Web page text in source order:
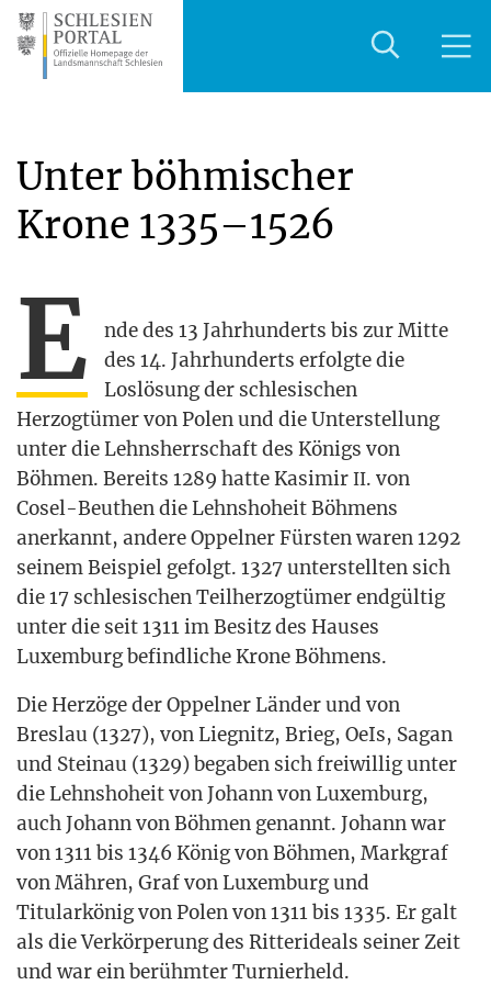
Unter böhmischer
Krone 1335–1526
E
nde des 13 Jahr­hun­derts bis zur Mit­te
des 14. Jahr­hun­derts erfolg­te die
Los­lö­sung der schle­si­schen
Her­zog­tü­mer von Polen und die Unter­stel­lung
unter die Lehns­herr­schaft des Königs von
Böh­men. Bereits 1289 hat­te Kasi­mir II. von
Cosel-Beu­then die Lehns­ho­heit Böh­mens
aner­kannt, ande­re Oppel­ner Fürs­ten waren 1292
sei­nem Bei­spiel gefolgt. 1327 unter­stell­ten sich
die 17 schle­si­schen Teil­her­zog­tü­mer end­gül­tig
unter die seit 1311 im Besitz des Hau­ses
Luxem­burg befind­li­che Kro­ne Böhmens.
Die Her­zö­ge der Oppel­ner Län­der und von
Bres­lau (1327), von Lie­gnitz, Brieg, OeIs, Sagan
und Stein­au (1329) bega­ben sich frei­wil­lig unter
die Lehns­ho­heit von Johann von Luxem­burg,
auch Johann von Böh­men genannt. Johann war
von 1311 bis 1346 König von Böh­men, Mark­graf
von Mäh­ren, Graf von Luxem­burg und
Titu­lar­kö­nig von Polen von 1311 bis 1335. Er galt
als die Ver­kör­pe­rung des Rit­ter­ide­als sei­ner Zeit
und war ein berühm­ter Turnierheld.